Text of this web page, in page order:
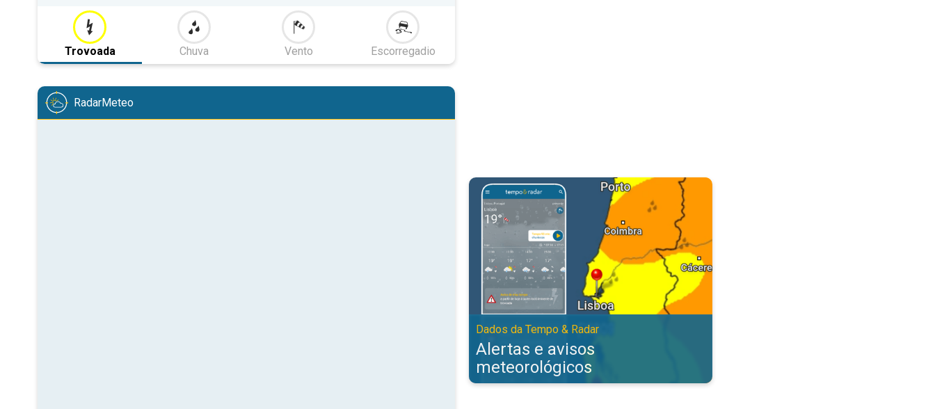
Trovoada Chuva Vento Escorregadio
RadarMeteo
Alertas e avisos meteorológicos. Dados da Tempo & Radar. . .
Dados da Tempo & Radar
Alertas e avisos
meteorológicos